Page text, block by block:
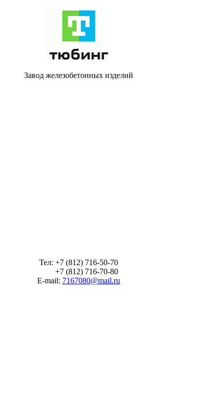
Завод железобетонных изделий
Тел: +7 (812) 716-50-70
+7 (812) 716-70-80
E-mail: 7167080@mail.ru